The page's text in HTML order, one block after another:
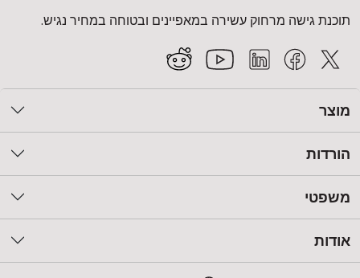
תוכנת גישה מרחוק עשירה במאפיינים ובטוחה במחיר נגיש.
מוצר
הורדות
משפטי
אודות